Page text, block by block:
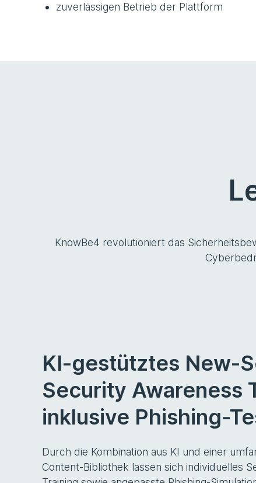
zuverlässigen Betrieb der Plattform
KnowBe4 revolutioniert das
KI-gestütztes New-
Security Awareness
inklusive Phishing-
Durch die Kombination aus KI und einer
Content-Bibliothek lassen sich individuelles